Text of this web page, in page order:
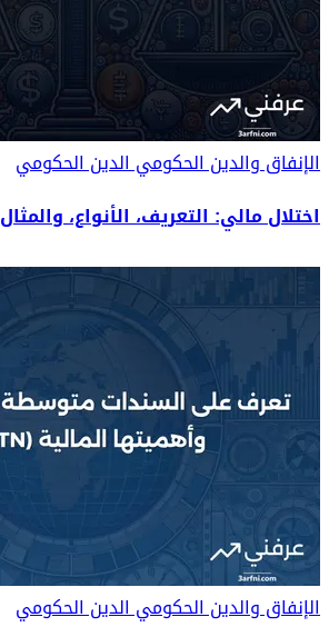
الإنفاق والدين الحكوميالدين الحكومي
اختلال مالي: التعريف، الأنواع، والمثال
الإنفاق والدين الحكوميالدين الحكومي